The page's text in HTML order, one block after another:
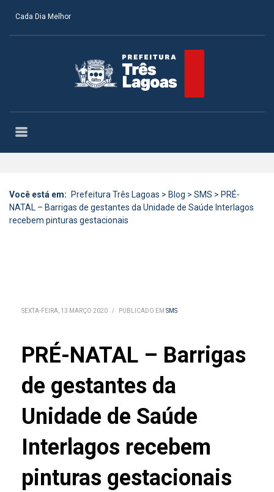
Cada Dia Melhor
Você está em: Prefeitura Três Lagoas > Blog > SMS > PRÉ-
NATAL – Barrigas de gestantes da Unidade de Saúde Interlagos
recebem pinturas gestacionais
SEXTA-FEIRA, 13 MARÇO 2020 / PUBLICADO EM SMS
PRÉ-NATAL – Barrigas
de gestantes da
Unidade de Saúde
Interlagos recebem
pinturas gestacionais